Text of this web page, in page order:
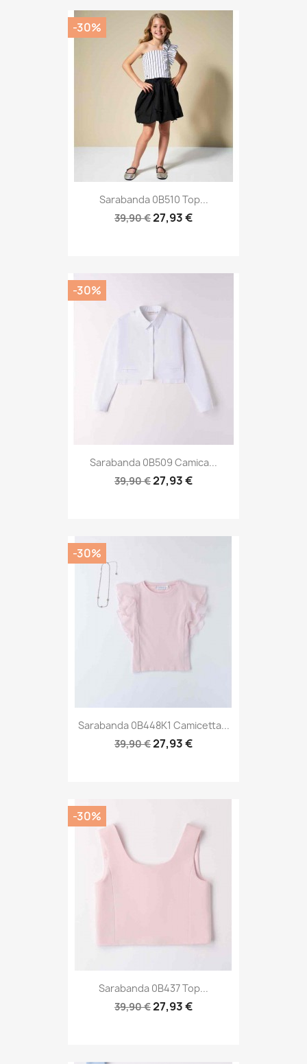
Sarabanda 0B510 Top...
39,90 €27,93 €
-30%
Sarabanda 0B509 Camica...
39,90 €27,93 €
-30%
Sarabanda 0B448K1 Camicetta...
39,90 €27,93 €
-30%
Sarabanda 0B437 Top...
39,90 €27,93 €
-30%